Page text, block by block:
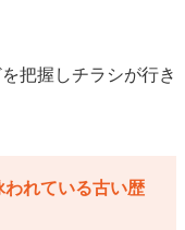
把握しチラシが行き
れている古い歴